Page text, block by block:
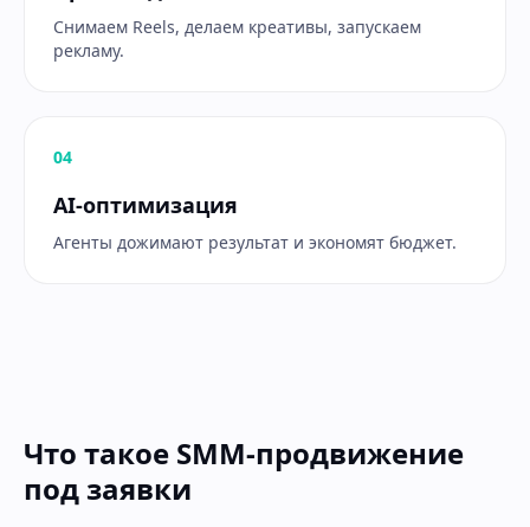
Снимаем Reels, делаем креативы, запускаем
рекламу.
04
AI-оптимизация
Агенты дожимают результат и экономят бюджет.
Что такое SMM-продвижение
под заявки